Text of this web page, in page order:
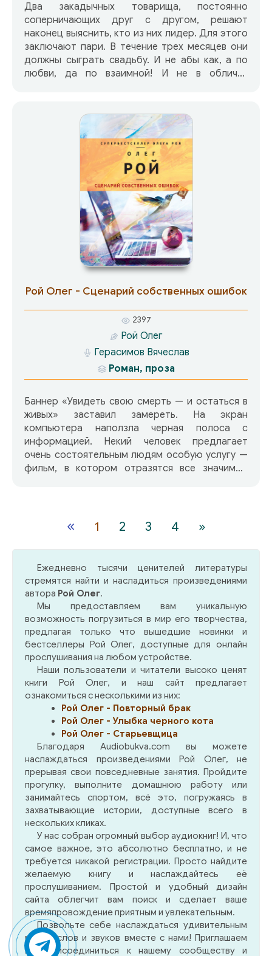
Два закадычных товарища, постоянно
соперничающих друг с другом, решают
наконец выяснить, кто из них лидер. Для этого
заключают пари. В течение трех месяцев они
должны сыграть свадьбу. И не абы как, а по
любви, да по взаимной! И не в обличье
Украины, а много ли в аэропорту Барселоны,
где случайно встречаются школьные приятели,
найдется девушек, которые обратят на таких
внимание? И сделает ли кого-нибудь
счастливым это пари?
Рой Олег - Сценарий собственных ошибок
2397
Рой Олег
Герасимов Вячеслав
Роман, проза
Баннер «Увидеть свою смерть — и остаться в
живых» заставил замереть. На экран
компьютера наползла черная полоса с
информацией. Некий человек предлагает
очень состоятельным людям особую услугу —
фильм, в котором отразятся все значимые
прошлом и настоящем, и ее алгебраическая
формула готова. Не преминул воспользоваться
этой услугой Игорь. Но разве мог он подумать,
что собственное прошлое поразит его не
меньше, чем будущее!
« 1 2 3 4 »
Ежедневно тысячи ценителей литературы
стремятся найти и насладиться произведениями
автора Рой Олег.
Мы предоставляем вам уникальную
возможность погрузиться в мир его творчества,
предлагая только что вышедшие новинки и
бестселлеры Рой Олег, доступные для онлайн
прослушивания на любом устройстве.
Наши пользователи и читатели высоко ценят
книги Рой Олег, и наш сайт предлагает
ознакомиться с несколькими из них:
Рой Олег - Повторный брак
Рой Олег - Улыбка черного кота
Рой Олег - Старьевщица
Благодаря Audiobukva.com вы можете
наслаждаться произведениями Рой Олег, не
прерывая свои повседневные занятия. Пройдите
прогулку, выполните домашнюю работу или
занимайтесь спортом, всё это, погружаясь в
захватывающие истории, доступные всего в
нескольких кликах.
У нас собран огромный выбор аудиокниг! И, что
самое важное, это абсолютно бесплатно, и не
требуется никакой регистрации. Просто найдите
желаемую книгу и наслаждайтесь её
прослушиванием. Простой и удобный дизайн
сайта облегчит вам поиск и сделает ваше
времяпровождение приятным и увлекательным.
Позвольте себе наслаждаться удивительным
миром слов и звуков вместе с нами! Приглашаем
вас присоединиться к нашему сообществу и